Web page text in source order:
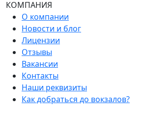
КОМПАНИЯ
О компании
Новости и блог
Лицензии
Отзывы
Вакансии
Контакты
Наши реквизиты
Как добраться до вокзалов?